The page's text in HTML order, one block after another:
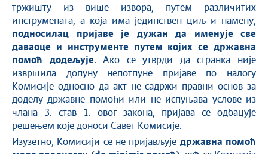
тржишту из више извора, путем различитих
инструмената, а која има јединствен циљ и намену,
подносилац пријаве је дужан да именује све
даваоце и инструменте путем којих се државна
помоћ додељује. Ако се утврди да странка није
извршила допуну непотпуне пријаве по налогу
Комисије односно да акт не садржи правни основ за
доделу државне помоћи или не испуњава услове из
члана 3. став 1. овог закона, пријава се одбацује
решењем које доноси Савет Комисије.
Изузетно, Комисији се не пријављује државна помоћ